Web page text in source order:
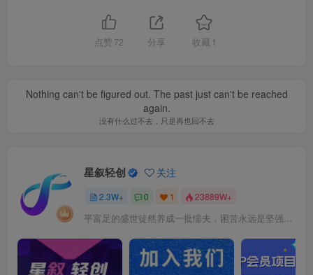
点赞 72 分享 收藏 1
Nothing can't be figured out. The past just can't be reached
again.
没有什么过不去，只是再也回不去
星叙轻创 关注
2.3W+ 0 1 23889W+
平富足的盛世徒然养成一批懦夫，困苦永远是坚强之母